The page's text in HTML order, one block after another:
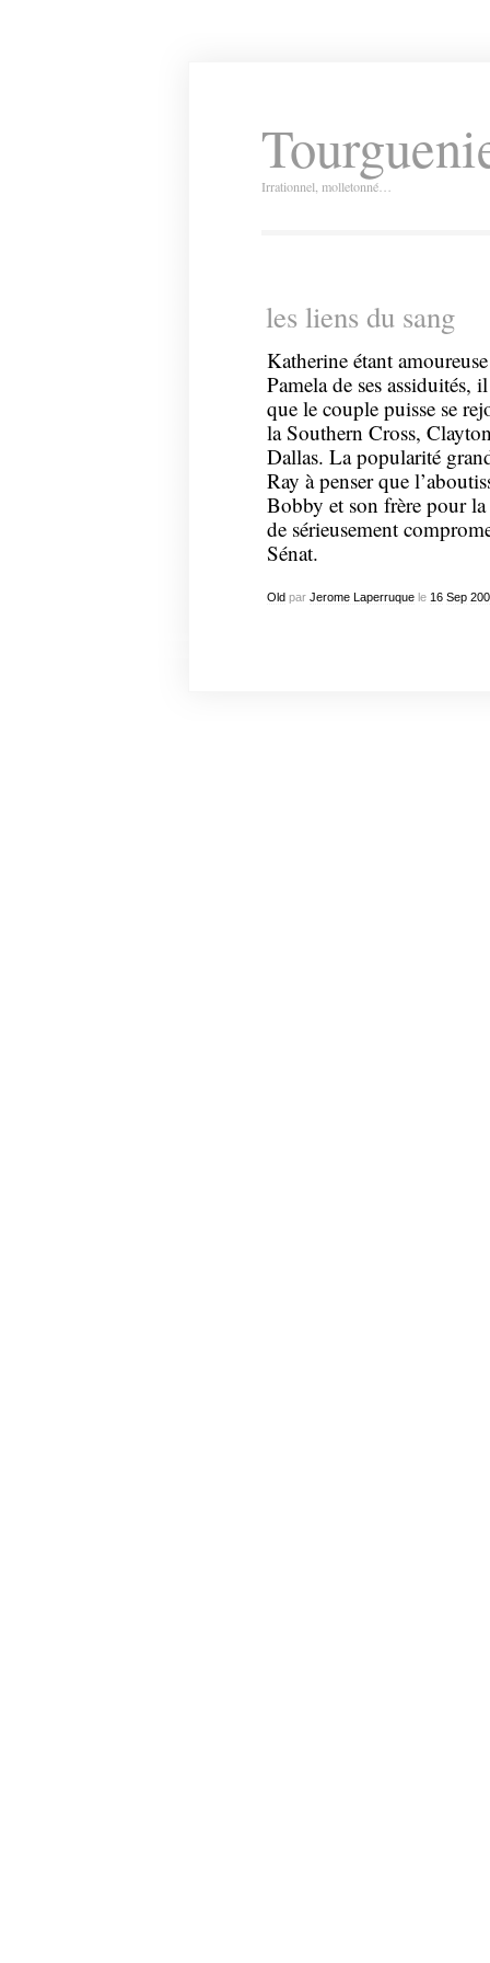
Irrationnel, molletonné…
les liens du sang
Katherine étant
Pamela de ses assiduités,
que le couple puisse se
la Southern Cross,
Dallas. La popularité
Ray à penser que
Bobby et son frère pour
de sérieusement
Sénat.
Oldpar Jerome Laperruquele 16 Sep